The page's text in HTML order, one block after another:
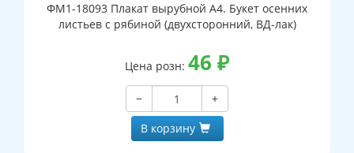
ФМ1-18093 Плакат вырубной А4. Букет осенних
листьев с рябиной (двухсторонний, ВД-лак)
Цена розн: 46 ₽
−
+
В корзину